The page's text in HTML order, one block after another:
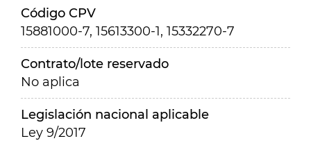
Código CPV
15881000-7, 15613300-1, 15332270-7
Contrato/lote reservado
No aplica
Legislación nacional aplicable
Ley 9/2017